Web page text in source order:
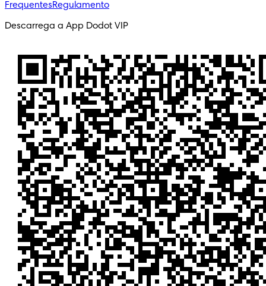
FrequentesRegulamento
Descarrega a App Dodot VIP